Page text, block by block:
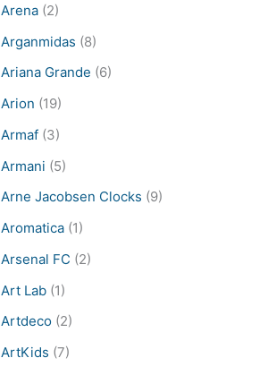
Arena (2)
Arganmidas (8)
Ariana Grande (6)
Arion (19)
Armaf (3)
Armani (5)
Arne Jacobsen Clocks (9)
Aromatica (1)
Arsenal FC (2)
Art Lab (1)
Artdeco (2)
ArtKids (7)